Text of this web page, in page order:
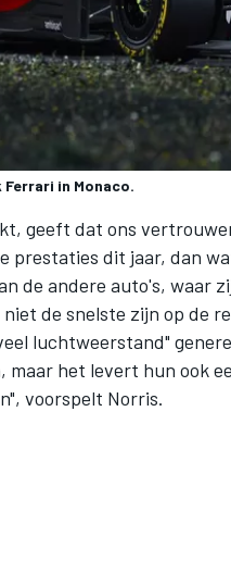
in Monaco.
geeft dat ons
prestaties dit jaar, dan
de andere auto's, waar
de snelste zijn op de
luchtweerstand"
maar het levert hun ook
voorspelt Norris.